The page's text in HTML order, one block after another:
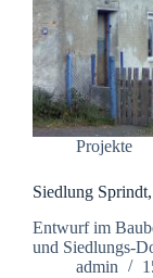
Projekte
Siedlung
Entwurf im
und Siedlungs-
admin